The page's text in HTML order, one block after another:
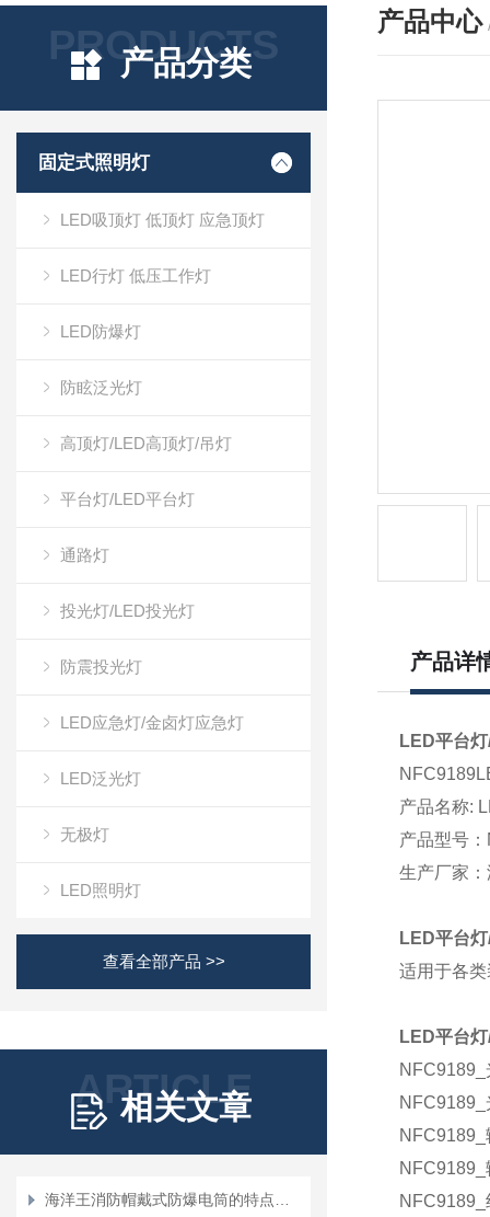
PRODUCTS
产品分类
固定式照明灯
LED吸顶灯 低顶灯 应急顶灯
LED行灯 低压工作灯
LED防爆灯
防眩泛光灯
高顶灯/LED高顶灯/吊灯
平台灯/LED平台灯
通路灯
投光灯/LED投光灯
防震投光灯
LED应急灯/金卤灯应急灯
LED泛光灯
无极灯
LED照明灯
查看全部产品 >>
ARTICLE
相关文章
产品中心
产品详
LED平台
产品名称:
产品型号：
生产厂家：
LED平台
适用于各
LED平台
NFC9189_
NFC9189_
NFC9189_
NFC9189_
NFC9189_